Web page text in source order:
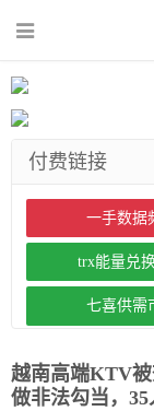
付费链接
一手数据
trx能量兑
七喜供需
越南高端KTV
做非法勾当，